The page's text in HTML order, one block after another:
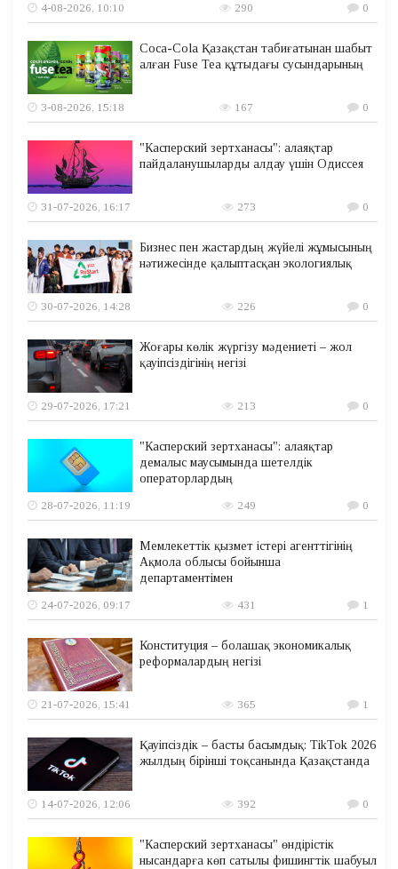
4-08-2026, 10:10
290 0
Coca-Cola Қазақстан табиғатынан шабыт
алған Fuse Tea құтыдағы сусындарының
3-08-2026, 15:18 167 0
"Касперский зертханасы": алаяқтар
пайдаланушыларды алдау үшін Одиссея
31-07-2026, 16:17 273 0
Бизнес пен жастардың жүйелі жұмысының
нәтижесінде қалыптасқан экологиялық
30-07-2026, 14:28 226 0
Жоғары көлік жүргізу мәдениеті – жол
қауіпсіздігінің негізі
29-07-2026, 17:21 213 0
"Касперский зертханасы": алаяқтар
демалыс маусымында шетелдік
операторлардың
28-07-2026, 11:19
249 0
Мемлекеттік қызмет істері агенттігінің
Ақмола облысы бойынша
департаментімен
24-07-2026, 09:17
431 1
Конституция – болашақ экономикалық
реформалардың негізі
21-07-2026, 15:41 365 1
Қауіпсіздік – басты басымдық: TikTok 2026
жылдың бірінші тоқсанында Қазақстанда
14-07-2026, 12:06 392 0
"Касперский зертханасы" өндірістік
нысандарға көп сатылы фишингтік шабуыл